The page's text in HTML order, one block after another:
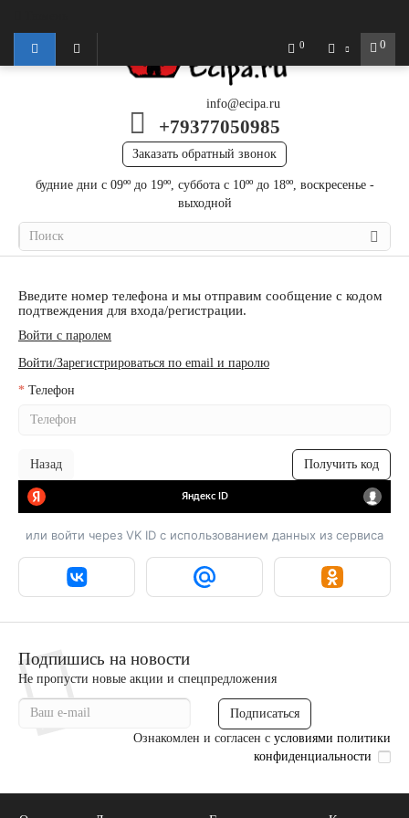
0
0
info@ecipa.ru
+79377050985
Заказать обратный звонок
будние дни с 09ºº до 19ºº, суббота с 10ºº до 18ºº, воскресенье -
выходной
Введите номер телефона и мы отправим сообщение с кодом
подтвеждения для входа/регистрации.
Войти с паролем
Войти/Зарегистрироваться по email и паролю
Телефон
Назад
или войти через VK ID с использованием данных из сервиса
Подпишись на новости
Не пропусти новые акции и спецпредложения
Подписаться
Ознакомлен и согласен с условиями политики
конфиденциальности